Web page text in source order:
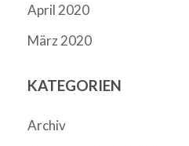
April 2020
März 2020
KATEGORIEN
Archiv